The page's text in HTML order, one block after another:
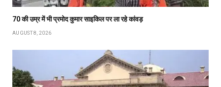
70 की उम्र में भी प्रमोद कुमार साइकिल पर ला रहे कांवड़
AUGUST 8, 2026